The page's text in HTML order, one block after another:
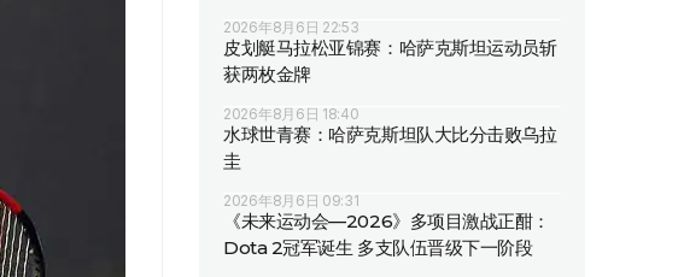
2026年8月6日 22:53
皮划艇马拉松亚锦赛：哈萨克斯坦运动员斩
获两枚金牌
2026年8月6日 18:40
水球世青赛：哈萨克斯坦队大比分击败乌拉
圭
2026年8月6日 09:31
《未来运动会—2026》多项目激战正酣：
Dota 2冠军诞生 多支队伍晋级下一阶段